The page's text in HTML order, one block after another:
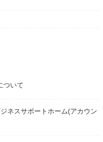
ついて
ネスサポートホーム(アカウン